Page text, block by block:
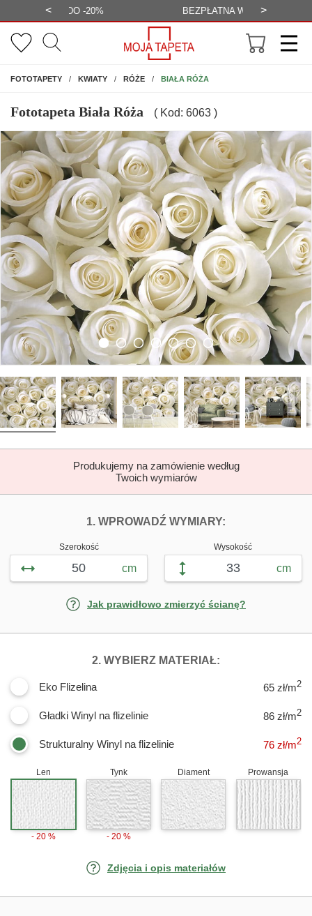
< BEZPŁATNA WIZUALIZACJA >
FOTOTAPETYNA ŚCIANĘ
KWIATY RÓŻE BIAŁA RÓŻA
Fototapeta Biała Róża ( Kod: 6063 )
Produkujemy na zamówienie według
Twoich wymiarów
1. WPROWADŹ WYMIARY:
Szerokość
cm
Wysokość
cm
Jak prawidłowo zmierzyć ścianę?
2. WYBIERZ MATERIAŁ:
Eko Flizelina 65 zł/m2
Gładki Winyl na flizelinie 86 zł/m2
Strukturalny Winyl na flizelinie 76 zł/m2
Len
- 20 %
Tynk
- 20 %
Diament Prowansja
Zdjęcia i opis materiałów